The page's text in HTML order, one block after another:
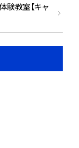
験教室【キャ